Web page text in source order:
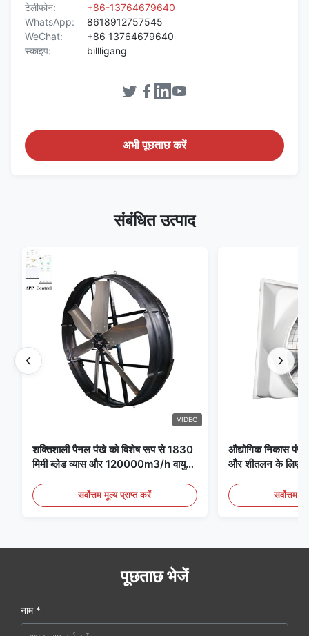
टेलीफोन:
+86-13764679640
WhatsApp:
8618912757545
WeChat:
+86 13764679640
स्काइप:
billligang
अभी पूछताछ करें
संबंधित उत्पाद
VIDEO
शक्तिशाली पैनल पंखे को विशेष रूप से 1830
मिमी ब्लेड व्यास और 120000m3/h वायु
है
सर्वोत्तम मूल्य प्राप्त करें
औद्योगिक निकास पंखे
और शीतलन के लिए
सर्वोत्तम
पूछताछ भेजें
नाम *